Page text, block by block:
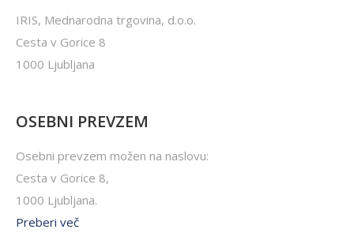
IRIS, Mednarodna trgovina, d.o.o.
Cesta v Gorice 8
1000 Ljubljana
OSEBNI PREVZEM
Osebni prevzem možen na naslovu:
Cesta v Gorice 8,
1000 Ljubljana.
Preberi več